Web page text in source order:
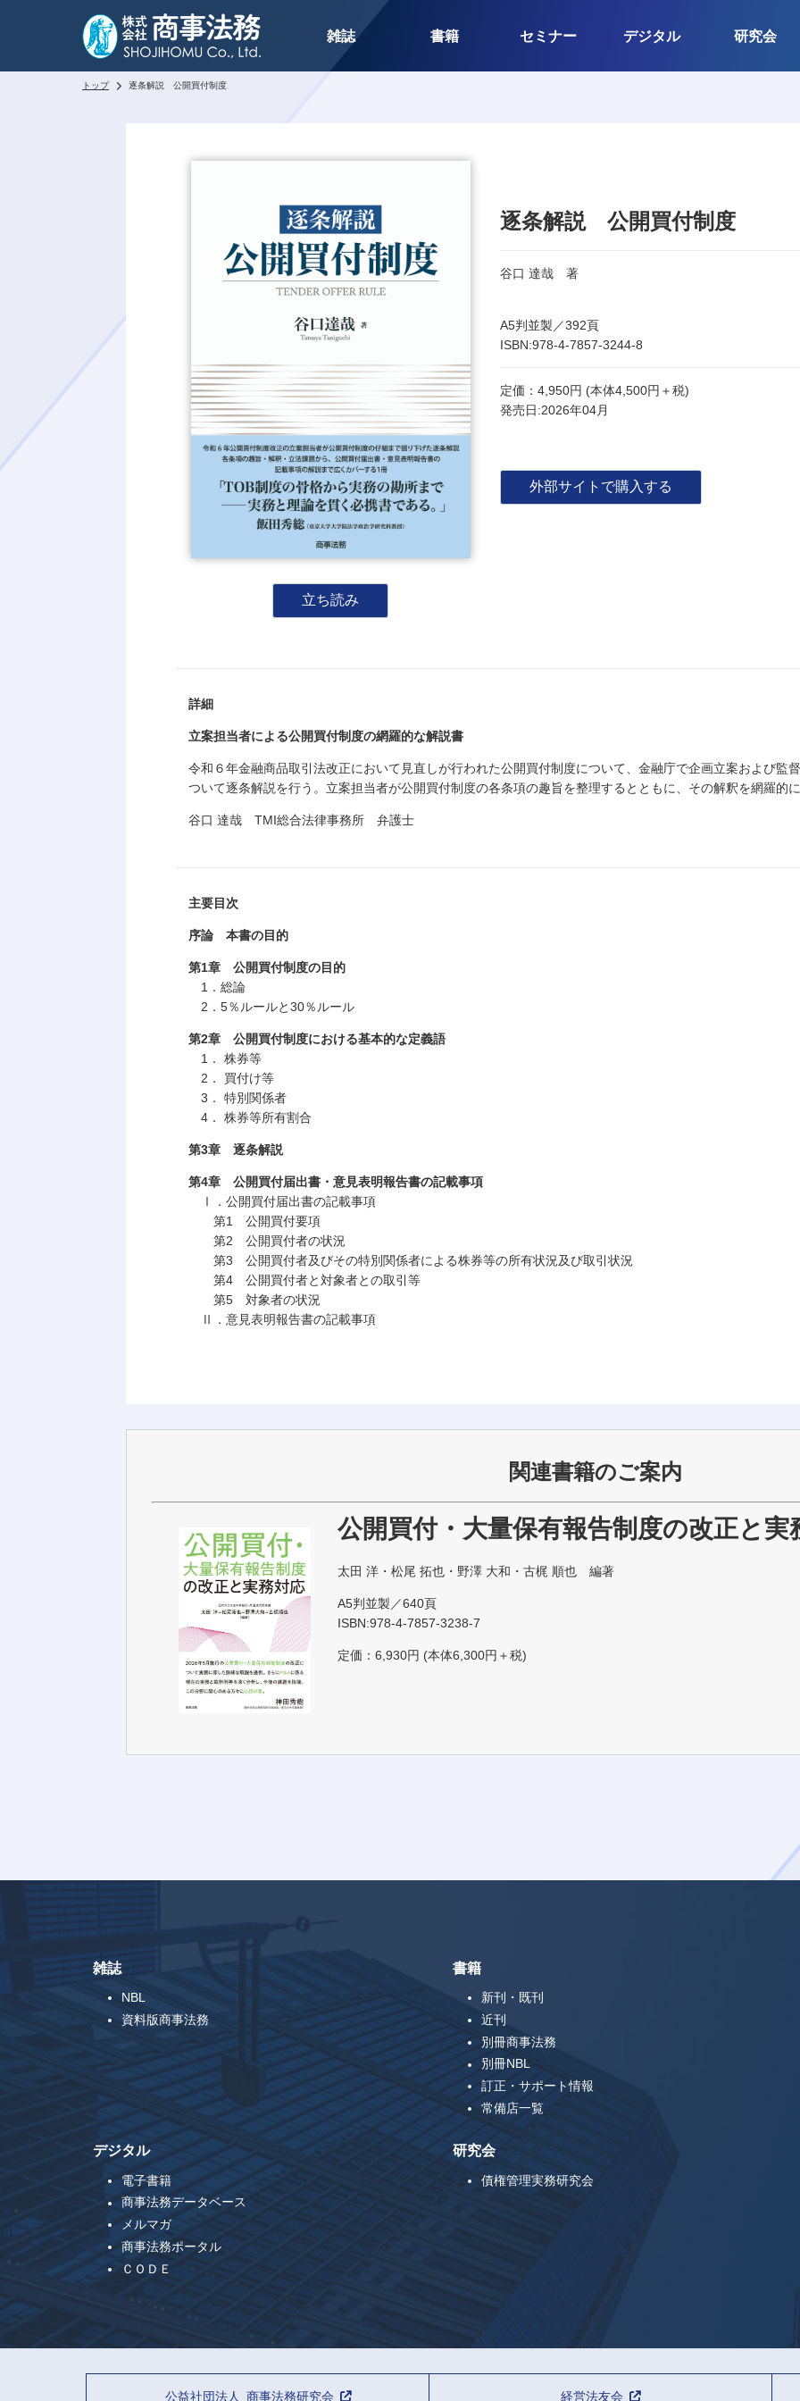
雑誌 書籍 セミナー デジタル 研究会
トップ 逐条解説 公開買付制度
立ち読み
逐条解説 公開買付制度
谷口 達哉 著
A5判並製／392頁
ISBN:978-4-7857-3244-8
定価：4,950円 (本体4,500円＋税)
発売日:2026年04月
外部サイトで購入する
詳細
立案担当者による公開買付制度の網羅的な解説書
令和６年金融商品取引法改正において見直しが行われた公開買付制度について、金融庁で企画立案および監
ついて逐条解説を行う。立案担当者が公開買付制度の各条項の趣旨を整理するとともに、その解釈を網羅的
谷口 達哉 TMI総合法律事務所 弁護士
主要目次
序論 本書の目的
第1章 公開買付制度の目的
1．総論
2．5％ルールと30％ルール
第2章 公開買付制度における基本的な定義語
1． 株券等
2． 買付け等
3． 特別関係者
4． 株券等所有割合
第3章 逐条解説
第4章 公開買付届出書・意見表明報告書の記載事項
Ⅰ．公開買付届出書の記載事項
第1 公開買付要項
第2 公開買付者の状況
第3 公開買付者及びその特別関係者による株券等の所有状況及び取引状況
第4 公開買付者と対象者との取引等
第5 対象者の状況
Ⅱ．意見表明報告書の記載事項
関連書籍のご案内
公開買付・大量保有報告制度の改正と実
太田 洋・松尾 拓也・野澤 大和・古梶 順也 編著
A5判並製／640頁
ISBN:978-4-7857-3238-7
定価：6,930円 (本体6,300円＋税)
雑誌
NBL
資料版商事法務
書籍
新刊・既刊
近刊
別冊商事法務
別冊NBL
訂正・サポート情報
常備店一覧
デジタル
電子書籍
商事法務データベース
メルマガ
商事法務ポータル
ＣＯＤＥ
研究会
債権管理実務研究会
公益社団法人 商事法務研究会 経営法友会